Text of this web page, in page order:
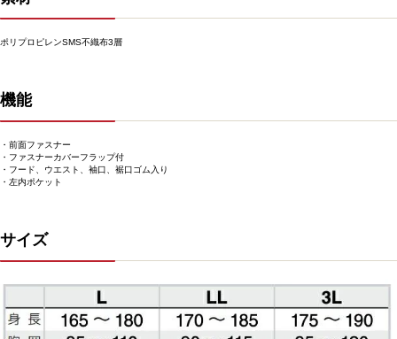
ポリプロピレンSMS不織布3層
機能
・前面ファスナー
・ファスナーカバーフラップ付
・フード、ウエスト、袖口、裾口ゴム入り
・左内ポケット
サイズ